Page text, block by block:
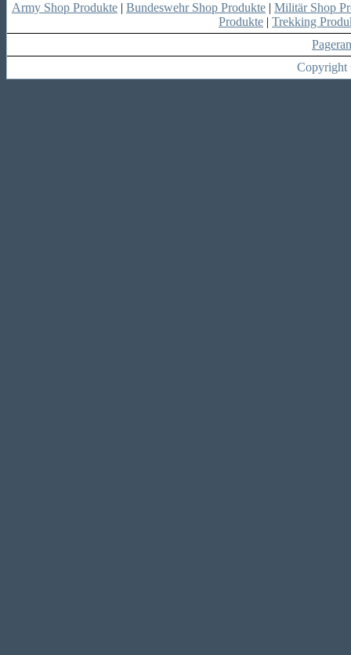
Army Shop Produkte | Bundeswehr Shop Produkte | Militär Shop
Produkte | Trekking